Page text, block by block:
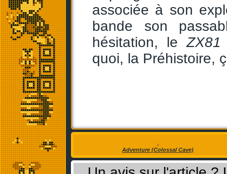
associée à son
bande son
hésitation, leZX81
quoi, la Préhistoire,
Adventure (Colossal Cave)